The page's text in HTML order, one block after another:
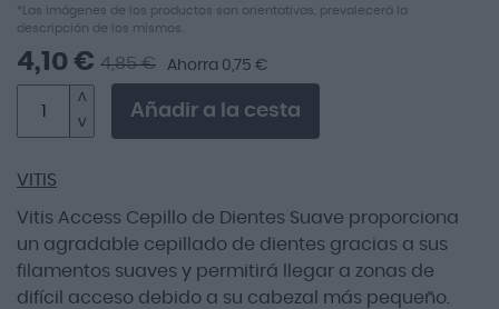
Saltar
al
comienzo
galería
de
*Las imágenes de los productos son orientativas, prevalecerá la
descripción de los mismos.
VITIS
Vitis Access Cepillo de Dientes Suave proporciona
un agradable cepillado de dientes gracias a sus
filamentos suaves y permitirá llegar a zonas de
difícil acceso debido a su cabezal más pequeño.
4,10 € 4,85 € Ahorra 0,75 €
Añadir a la cesta